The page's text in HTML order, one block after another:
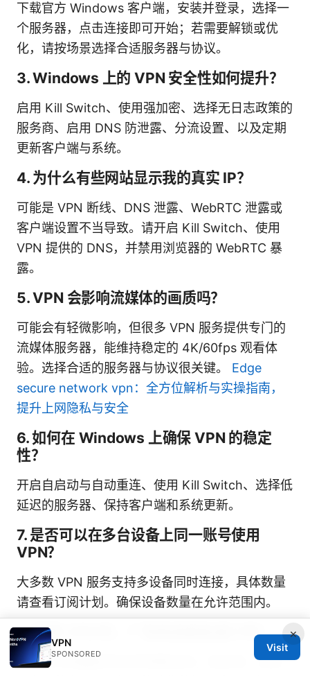
下载官方 Windows 客户端，安装并登录，选择一
个服务器，点击连接即可开始；若需要解锁或优
化，请按场景选择合适服务器与协议。
3. Windows 上的 VPN 安全性如何提升？
启用 Kill Switch、使用强加密、选择无日志政策的
服务商、启用 DNS 防泄露、分流设置、以及定期
更新客户端与系统。
4. 为什么有些网站显示我的真实 IP？
可能是 VPN 断线、DNS 泄露、WebRTC 泄露或
客户端设置不当导致。请开启 Kill Switch、使用
VPN 提供的 DNS，并禁用浏览器的 WebRTC 暴
露。
5. VPN 会影响流媒体的画质吗？
可能会有轻微影响，但很多 VPN 服务提供专门的
流媒体服务器，能维持稳定的 4K/60fps 观看体
验。选择合适的服务器与协议很关键。 Edge
secure network vpn：全方位解析与实操指南，
提升上网隐私与安全
6. 如何在 Windows 上确保 VPN 的稳定
性？
开启自启动与自动重连、使用 Kill Switch、选择低
延迟的服务器、保持客户端和系统更新。
7. 是否可以在多台设备上同一账号使用
VPN？
大多数 VPN 服务支持多设备同时连接，具体数量
请查看订阅计划。确保设备数量在允许范围内。
8. 使用 VPN 时，广告和追踪会减少吗？
VPN 可以隐藏你的实际网络活动，但应用、浏览
×
VPN
SPONSORED
Visit